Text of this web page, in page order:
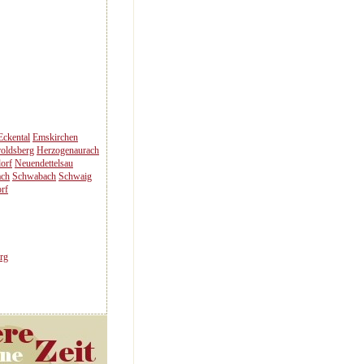
Emskirchen
Herzogenaurach
Neuendettelsau
Schwabach Schwaig